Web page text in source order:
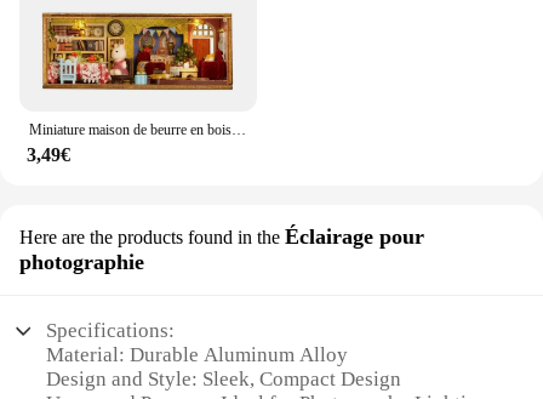
Miniature maison de beurre en bois, kit de construction de maquettes à assembler soi-même, puzzle 3D, cadeau d'anniversaire
3,49€
Here are the products found in the Éclairage pour
photographie
Specifications:
Material: Durable Aluminum Alloy
Design and Style: Sleek, Compact Design